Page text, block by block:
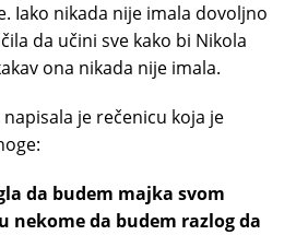
Iako nikada nije imala dovoljno
da učini sve kako bi Nikola
ona nikada nije imala.
je rečenicu koja je
da budem majka svom
nekome da budem razlog da